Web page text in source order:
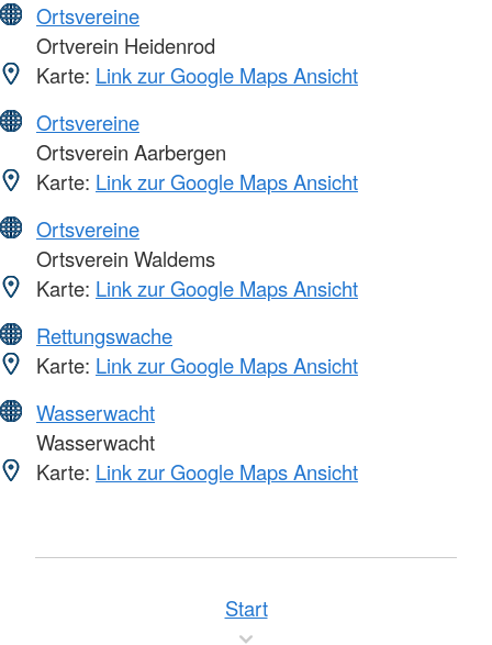
Ortsvereine
Ortverein Heidenrod
Karte: Link zur Google Maps Ansicht
Ortsvereine
Ortsverein Aarbergen
Karte: Link zur Google Maps Ansicht
Ortsvereine
Ortsverein Waldems
Karte: Link zur Google Maps Ansicht
Rettungswache
Karte: Link zur Google Maps Ansicht
Wasserwacht
Wasserwacht
Karte: Link zur Google Maps Ansicht
Start